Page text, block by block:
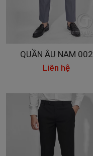
QUẦN ÂU NAM 002
Liên hệ